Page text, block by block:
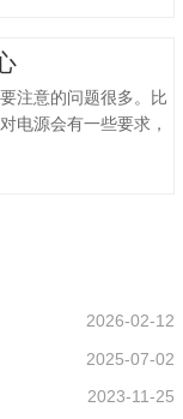
优势：1.适用于工业
主轴.速度控制和峰值
下精确控制。3.钻孔
角.…
工艺。由于加工中心
种工艺，避免人工操
测量和机床调整时
储存时间，大大提高
，具有良好的经济效
可分为垂直加工中心
注意的问题很多。比
电源会有一些要求，
足要求。型材加工中
程安装，安装后应进
统问题。因此，如果
备进行专门的保管和
造成的故障。操作此
2026-02-12
2025-07-02
2023-11-25